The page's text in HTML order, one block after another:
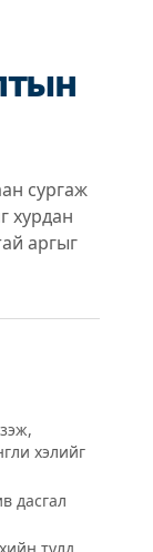
сургаж
хурдан
аргыг
хэлийг
дасгал